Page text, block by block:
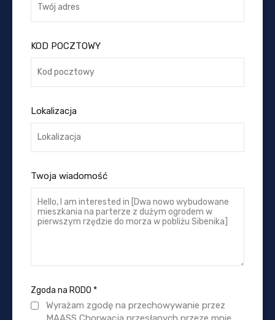
KOD POCZTOWY
Lokalizacja
Twoja wiadomość
Zgoda na RODO *
Wyrażam zgodę na przechowywanie przez